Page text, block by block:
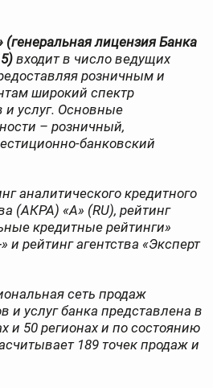
лицензия Банка
входит в число ведущих
розничным и
широкий спектр
и услуг. Основные
– розничный,
банковский
аналитического кредитного
(АКРА) «А» (RU), рейтинг
кредитные рейтинги»
и рейтинг агентства «Эксперт
сеть продаж
и услуг банка представлена в
и 50 регионах и по состоянию
189 точек продаж и